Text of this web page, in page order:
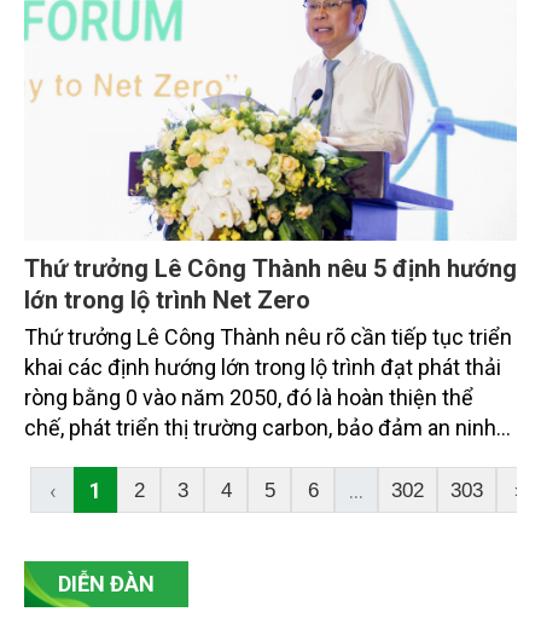
Thứ trưởng Lê Công Thành nêu 5 định hướng
lớn trong lộ trình Net Zero
Thứ trưởng Lê Công Thành nêu rõ cần tiếp tục triển
khai các định hướng lớn trong lộ trình đạt phát thải
ròng bằng 0 vào năm 2050, đó là hoàn thiện thể
chế, phát triển thị trường carbon, bảo đảm an ninh
bền vững, thúc đẩy chuyển đổi xanh trong các
ngành kinh tế, phát huy vai trò của các hệ sinh thái
‹ 1 2 3 4 5 6 ... 302 303 ›
DIỄN ĐÀN